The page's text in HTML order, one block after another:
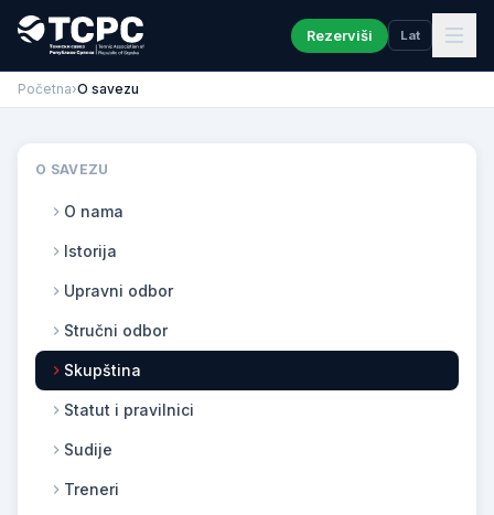
Rezerviši Lat
Početna›O savezu
O SAVEZU
O nama
Istorija
Upravni odbor
Stručni odbor
Skupština
Statut i pravilnici
Sudije
Treneri